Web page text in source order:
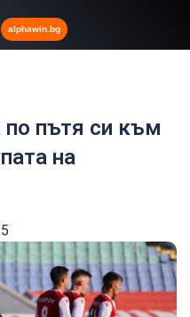
alphawin.bg
пътя си към
на